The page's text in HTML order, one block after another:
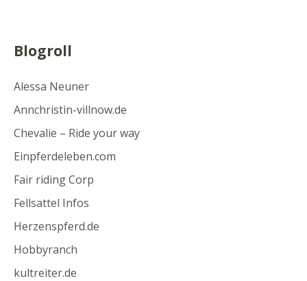
Blogroll
Alessa Neuner
Annchristin-villnow.de
Chevalie – Ride your way
Einpferdeleben.com
Fair riding Corp
Fellsattel Infos
Herzenspferd.de
Hobbyranch
kultreiter.de